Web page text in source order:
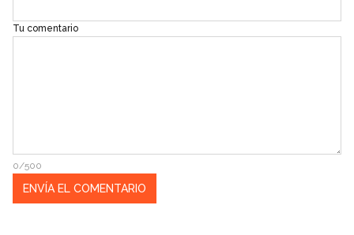
Tu comentario
0/500